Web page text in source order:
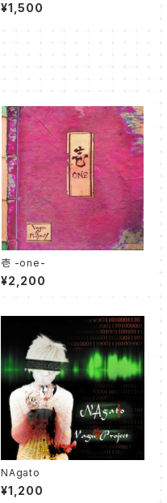
¥1,500
壱 -one-
¥2,200
NAgato
¥1,200